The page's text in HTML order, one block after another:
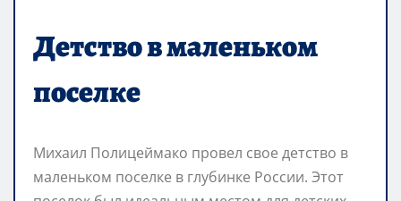
Детство в маленьком
поселке
Михаил Полицеймако провел свое детство в
маленьком поселке в глубинке России. Этот